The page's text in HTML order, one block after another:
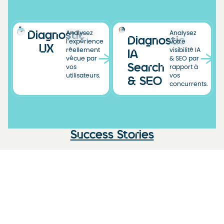
Diagnostic
UX
Analysez
l’expérience
réellement
vécue par
vos
utilisateurs.
Diagnostic
IA
Search
& SEO
Analysez
votre
visibilité IA
& SEO par
rapport à
vos
concurrents.
Success Stories